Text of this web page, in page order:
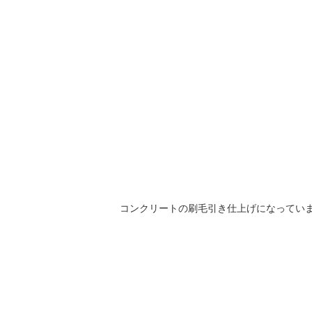
コンクリートの刷毛引き仕上げになってい